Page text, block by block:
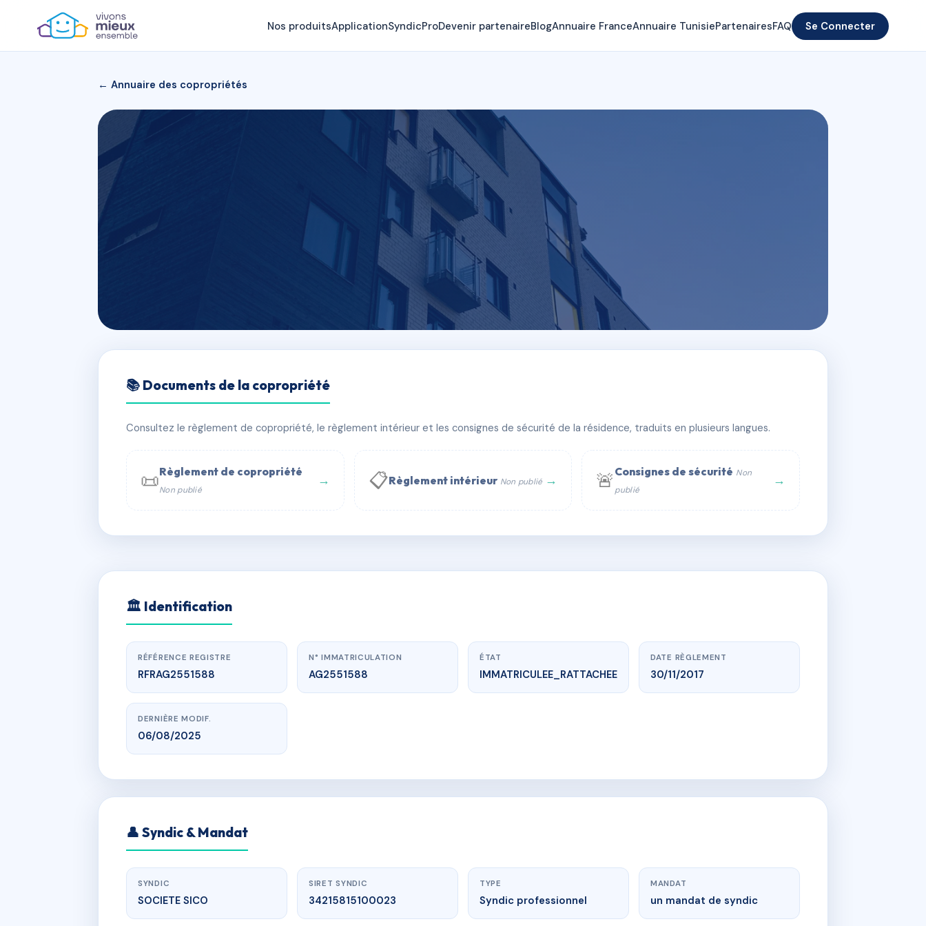
Nos produitsApplicationSyndicProDevenir partenaireBlogAnnuaire FranceAnnuaire TunisiePartenairesFAQ Se Connecter
← Annuaire des copropriétés
LE CLOS LONSOIS
📍 22 rue Georges Lassalle
📞 Contacter Syndic Digital 💬 WhatsApp
📚 Documents de la copropriété
Consultez le règlement de copropriété, le règlement intérieur et les consignes de sécurité de la résidence, traduits en plusieurs langues.
📜Règlement de copropriété
Non publié
→ 📋Règlement intérieur Non publié → 🚨 Consignes de sécurité Non
publié
→
AG2551588 🇫🇷
🏛 Identification
RÉFÉRENCE REGISTRE
RFRAG2551588
N° IMMATRICULATION
AG2551588
ÉTAT
IMMATRICULEE_RATTACHEE
DATE RÈGLEMENT
30/11/2017
DERNIÈRE MODIF.
06/08/2025
👤 Syndic & Mandat
SYNDIC
SOCIETE SICO
SIRET SYNDIC
34215815100023
TYPE
Syndic professionnel
MANDAT
un mandat de syndic